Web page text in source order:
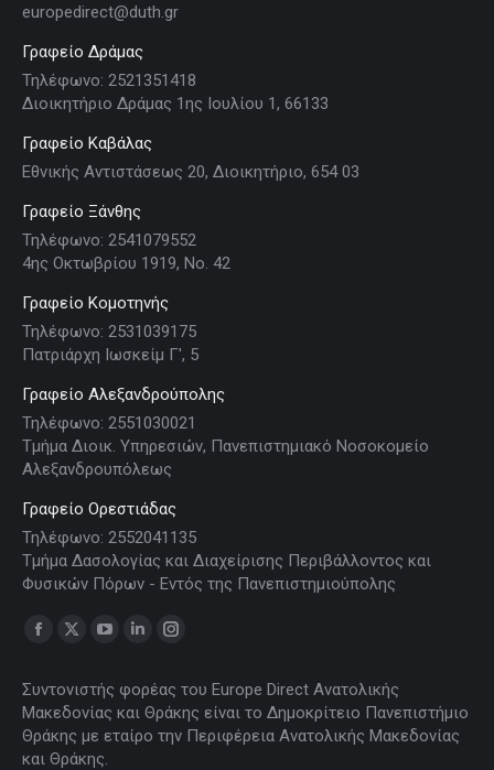
europedirect@duth.gr
Γραφείο Δράμας
Τηλέφωνο: 2521351418
Διοικητήριο Δράμας 1ης Ιουλίου 1, 66133
Γραφείο Καβάλας
Εθνικής Αντιστάσεως 20, Διοικητήριο, 654 03
Γραφείο Ξάνθης
Τηλέφωνο: 2541079552
4ης Οκτωβρίου 1919, Νο. 42
Γραφείο Κομοτηνής
Τηλέφωνο: 2531039175
Πατριάρχη Ιωσκείμ Γ', 5
Γραφείο Αλεξανδρούπολης
Τηλέφωνο: 2551030021
Τμήμα Διοικ. Υπηρεσιών, Πανεπιστημιακό Νοσοκομείο
Αλεξανδρουπόλεως
Γραφείο Ορεστιάδας
Τηλέφωνο: 2552041135
Τμήμα Δασολογίας και Διαχείρισης Περιβάλλοντος και
Φυσικών Πόρων - Εντός της Πανεπιστημιούπολης
Find us on:
Facebook
opens
in
new
X
opens
new
YouTube
opens
in
new
Linkedin
opens
Instagram
opens
Συντονιστής φορέας του Europe Direct Ανατολικής
Μακεδονίας και Θράκης είναι το Δημοκρίτειο Πανεπιστήμιο
Θράκης με εταίρο την Περιφέρεια Ανατολικής Μακεδονίας
και Θράκης.